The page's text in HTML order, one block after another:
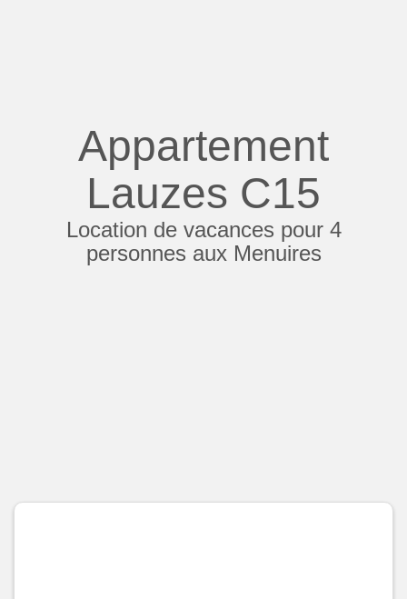
Appartement
Lauzes C15
Location de vacances pour 4
personnes aux Menuires